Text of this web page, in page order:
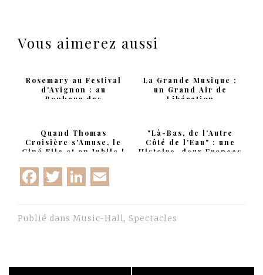
Vous aimerez aussi
Rosemary au Festival
d'Avignon : au
Bonheur des
La Grande Musique :
un Grand Air de
Libération
Quand Thomas
Croisière s'Amuse, le
Ciné File et on Jubile !
"Là-Bas, de l'Autre
Côté de l'Eau" : une
Histoire, deux Frances
Facebook
Twitter
LinkedIn
Publié dans Music-Hall, Spectacles